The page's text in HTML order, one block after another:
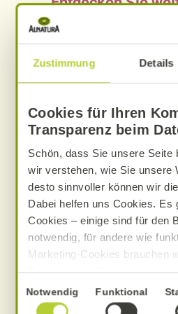
Zustimmung Details
Cookies für Ihren
Transparenz beim
Schön, dass Sie unsere Seite
wir verstehen, wie Sie unsere
desto sinnvoller können wir
Dabei helfen uns Cookies. Es
Cookies – einige sind für den
notwendig, für andere wie
Marketing-Cookies brauchen
Das optimale Nutzererlebnis
„Alle Cookies erlauben“
umfasst in diesem Fall auch
Einwilligungsauswahl
Notwendig Funktional
Cremige
Pasta
0